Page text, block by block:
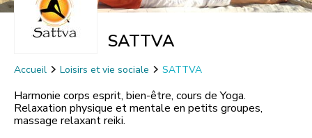
SATTVA
Accueil Loisirs et vie sociale SATTVA
Harmonie corps esprit, bien-être, cours de Yoga.
Relaxation physique et mentale en petits groupes,
massage relaxant reiki.